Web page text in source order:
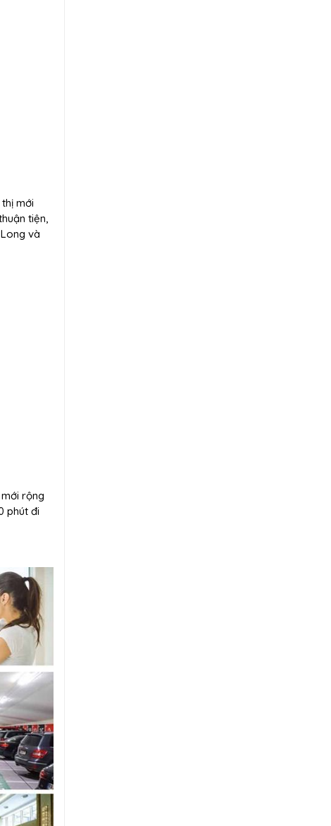
mới
tiện,
và
rộng
phút đi